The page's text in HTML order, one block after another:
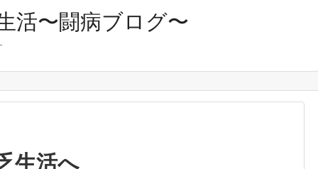
活〜闘病ブログ〜
生活へ